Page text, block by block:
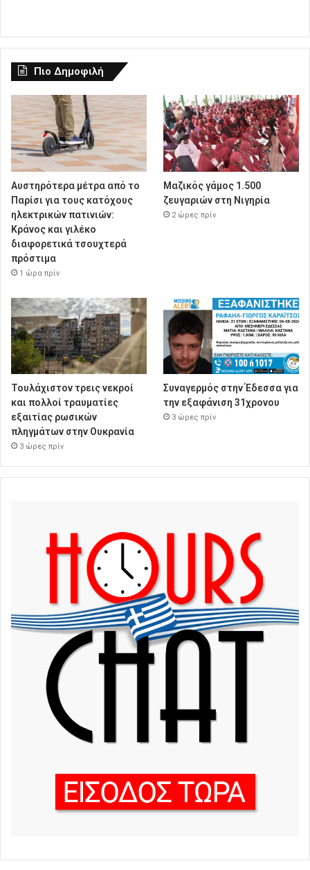
Πιο Δημοφιλή
Αυστηρότερα μέτρα από το
Παρίσι για τους κατόχους
ηλεκτρικών πατινιών:
Κράνος και γιλέκο
διαφορετικά τσουχτερά
πρόστιμα
1 ώρα πρίν
Μαζικός γάμος 1.500
ζευγαριών στη Νιγηρία
2 ώρες πρίν
Τουλάχιστον τρεις νεκροί
και πολλοί τραυματίες
εξαιτίας ρωσικών
πληγμάτων στην Ουκρανία
3 ώρες πρίν
Συναγερμός στην Έδεσσα για
την εξαφάνιση 31χρονου
3 ώρες πρίν